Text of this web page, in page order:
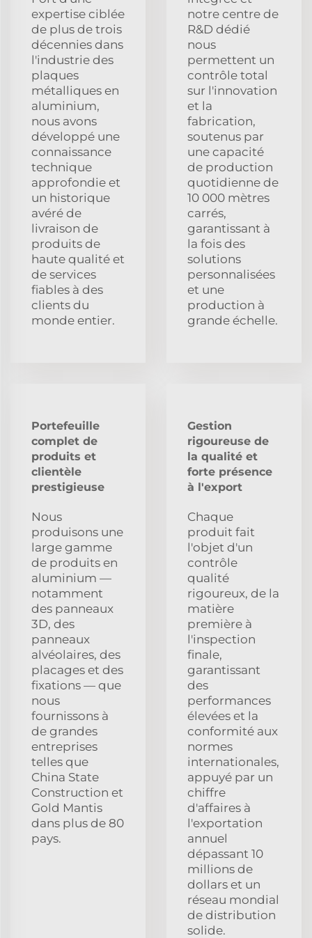
expertise ciblée
de plus de trois
décennies dans
l'industrie des
plaques
métalliques en
aluminium,
nous avons
développé une
connaissance
technique
approfondie et
un historique
avéré de
livraison de
produits de
haute qualité et
de services
fiables à des
clients du
monde entier.
notre centre de
R&D dédié
nous
permettent un
contrôle total
sur l'innovation
et la
fabrication,
soutenus par
une capacité
de production
quotidienne de
10 000 mètres
carrés,
garantissant à
la fois des
solutions
personnalisées
et une
production à
grande échelle.
Portefeuille
complet de
produits et
clientèle
prestigieuse
Nous
produisons une
large gamme
de produits en
aluminium —
notamment
des panneaux
3D, des
panneaux
alvéolaires, des
placages et des
fixations — que
nous
fournissons à
de grandes
entreprises
telles que
China State
Construction et
Gold Mantis
dans plus de 80
pays.
Gestion
rigoureuse de
la qualité et
forte présence
à l'export
Chaque
produit fait
l'objet d'un
contrôle
qualité
rigoureux, de la
matière
première à
l'inspection
finale,
garantissant
des
performances
élevées et la
conformité aux
normes
internationales,
appuyé par un
chiffre
d'affaires à
l'exportation
annuel
dépassant 10
millions de
dollars et un
réseau mondial
de distribution
solide.